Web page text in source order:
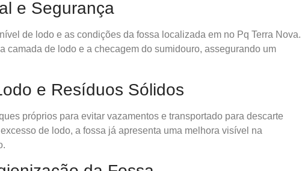
e Segurança
de lodo e as condições da fossa localizada em no Pq Terra Nova.
camada de lodo e a checagem do sumidouro, assegurando um
e Resíduos Sólidos
próprios para evitar vazamentos e transportado para descarte
de lodo, a fossa já apresenta uma melhora visível na